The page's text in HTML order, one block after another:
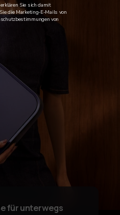
für unterwegs
Sie sich damit
die Marketing-E-Mails von
von